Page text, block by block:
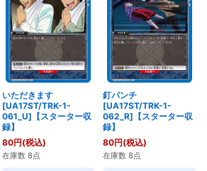
いただきます
[UA17ST/TRK-1-
061_U]【スターター収
録】
80円(税込)
在庫数 8点
釘パンチ
[UA17ST/TRK-1-
062_R]【スターター収
録】
80円(税込)
在庫数 8点